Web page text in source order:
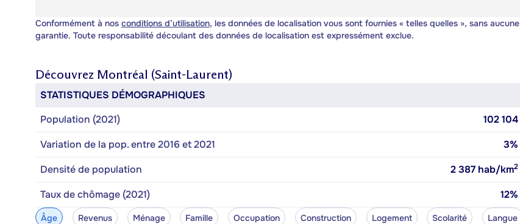
Conformément à nos conditions d’utilisation, les données de localisation vous sont fournies « telles quelles », sans aucune
garantie. Toute responsabilité découlant des données de localisation est expressément exclue.
Découvrez Montréal (Saint-Laurent)
STATISTIQUES DÉMOGRAPHIQUES
Population (2021)
102 104
Variation de la pop. entre 2016 et 2021
3%
Densité de population
2 387 hab/km2
Taux de chômage (2021) 12%
Âge Revenus Ménage Famille Occupation Construction Logement Scolarité Langue